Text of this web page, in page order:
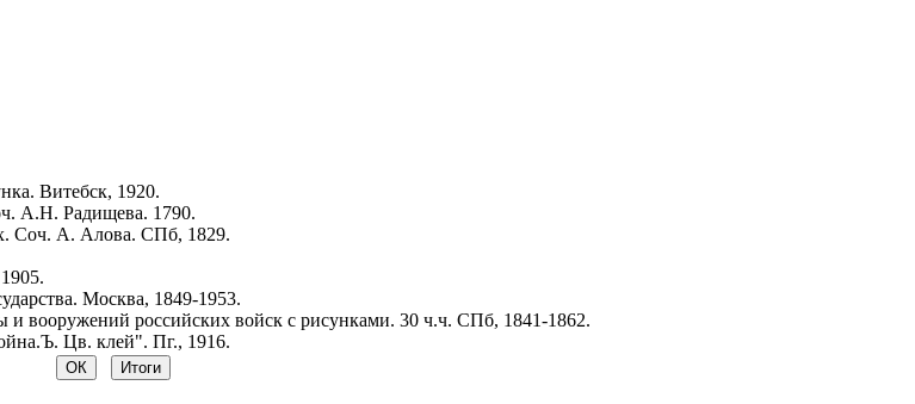
Витебск, 1920.
А.Н. Радищева. 1790.
Соч. А. Алова. СПб, 1829.
Москва, 1849-1953.
вооружений российских войск с рисунками. 30 ч.ч. СПб, 1841-1862.
Цв. клей". Пг., 1916.